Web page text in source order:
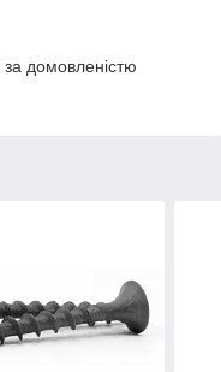
домовленістю